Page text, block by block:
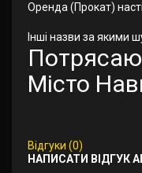
Оренда (Прокат)
Інші назви за якими
Місто
Відгуки (0)
НАПИСАТИ ВІДГУК